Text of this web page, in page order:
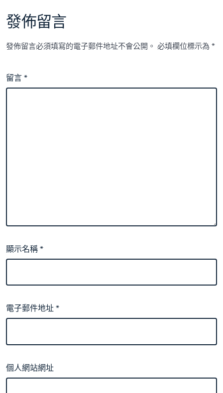
發佈留言
發佈留言必須填寫的電子郵件地址不會公開。 必填欄位標示為*
留言*
顯示名稱*
電子郵件地址*
個人網站網址